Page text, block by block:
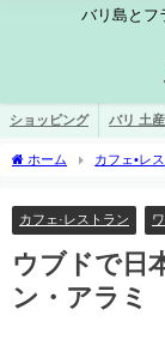
バリ島とフ
ショッピング バリ 土産
ホーム カフェ•レ
カフェ·レストラン
ウブドで日
ン・アラミ